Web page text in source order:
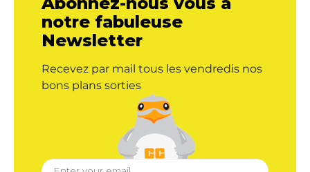
notre fabuleuse
Newsletter
Recevez par mail tous les vendredis nos
bons plans sorties